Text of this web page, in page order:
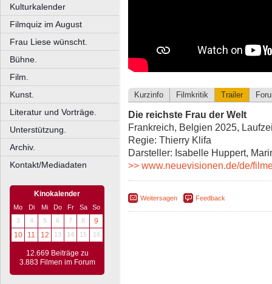
Kulturkalender
Filmquiz im August
Frau Liese wünscht.
Bühne.
Film.
Kunst.
Literatur und Vorträge.
Unterstützung.
Archiv.
Kontakt/Mediadaten
Kinokalender
Mo Di Mi Do Fr Sa
So
3
4 5 6 7 8
9
10
11 12 13 14 15 16
12.669 Beiträge zu
3.883 Filmen im Forum
Kurzinfo Filmkritik Trailer
Die reichste Frau der Welt
Frankreich, Belgien 2025,
Regie: Thierry Klifa
Darsteller: Isabelle Huppert,
>> www.neuevisionen.de/de/
Weitersagen Feedback